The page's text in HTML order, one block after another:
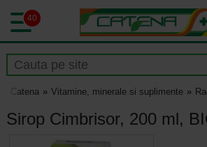
40
Catena Vitamine, minerale si suplimente
Sirop Cimbrisor, 200 ml,